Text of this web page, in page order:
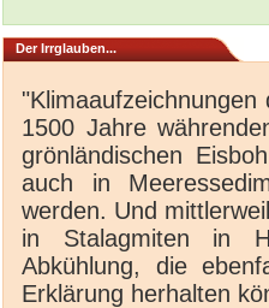
Der Irrglauben...
1500 Jahre
grönländischen
auch in
werden. Und
in Stalagmiten in
Abkühlung, die
Erklärung herhalten